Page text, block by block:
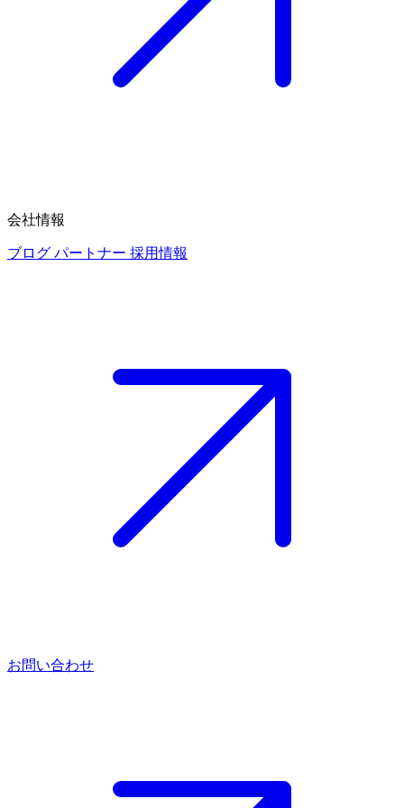
会社情報
ブログ パートナー 採用情報
お問い合わせ